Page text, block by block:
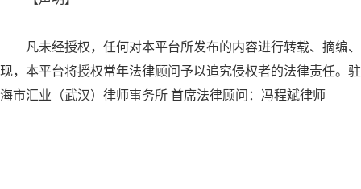
凡未经授权，任何对本平台所发布的内容进行转载、摘编
现，本平台将授权常年法律顾问予以追究侵权者的法律责任。
海市汇业（武汉）律师事务所 首席法律顾问：冯程斌律师